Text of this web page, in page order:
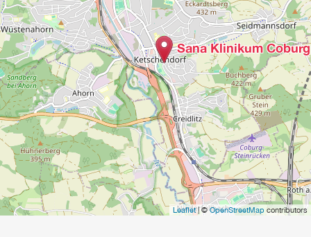
Sana Klinikum Coburg
Leaflet| ©OpenStreetMap contributors